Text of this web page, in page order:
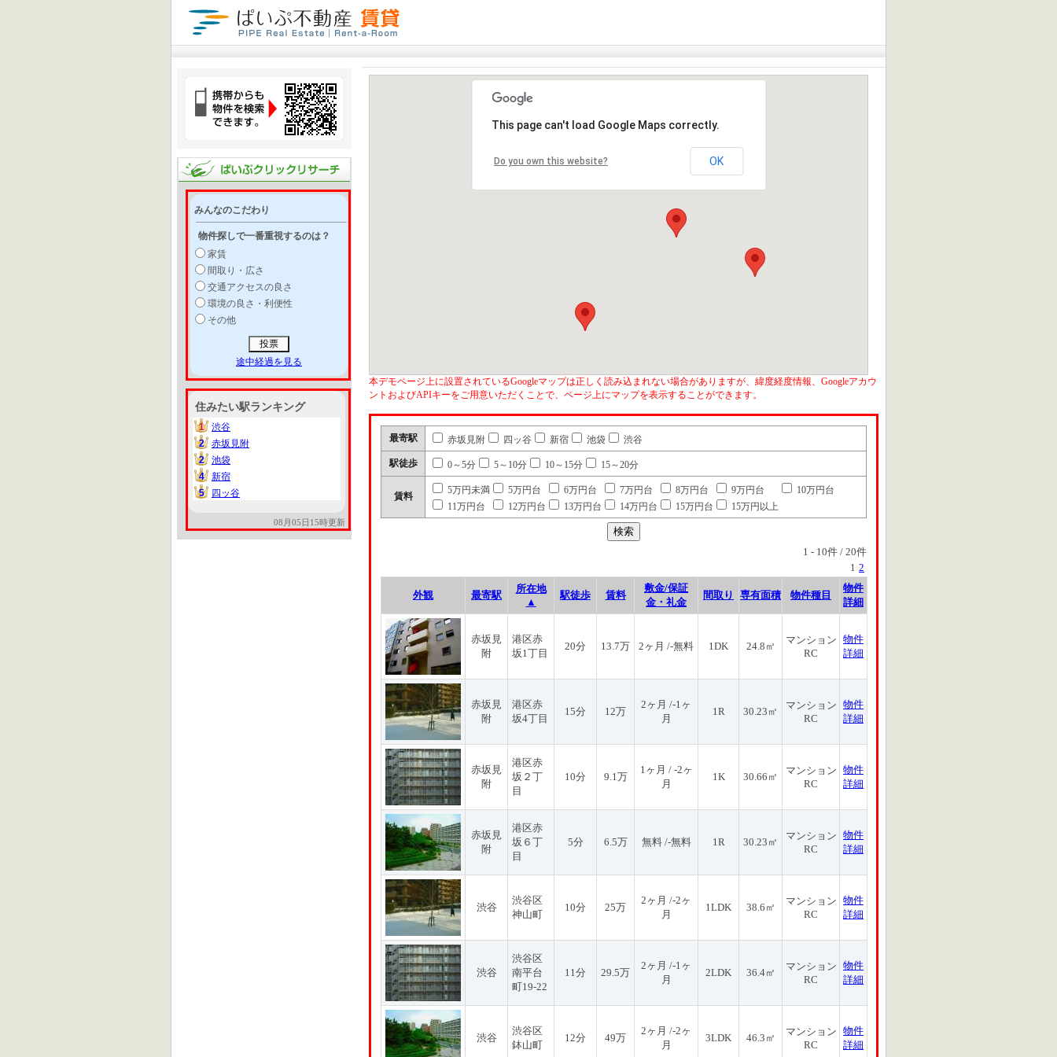
みんなのこだわり
物件探しで一番重視するのは？
家賃
間取り・広さ
交通アクセスの良さ
環境の良さ・利便性
その他
途中経過を見る
住みたい駅ランキング
1
1
渋谷
2
2
赤坂見附
2
2
池袋
4
4
新宿
5
5 四ッ谷
08月05日15時更新
This page can't load Google Maps correctly.
Do you own this website? OK
本デモページ上に設置されているGoogleマップは正しく読み込まれない場合がありますが、緯度経度情報、Googleアカウ
ントおよびAPIキーをご用意いただくことで、ページ上にマップを表示することができます。
最寄駅 赤坂見附 四ッ谷 新宿 池袋 渋谷
駅徒歩 0～5分 5～10分 10～15分 15～20分
賃料
5万円未満 5万円台 6万円台 7万円台 8万円台 9万円台
10万円台
11万円台
12万円台 13万円台 14万円台 15万円台 15万円以上
1 - 10件 / 20件
1 2
外観 最寄駅
所在地
▲
駅徒歩 賃料
敷金/保証
金・礼金
間取り 専有面積 物件種目
物件
詳細
赤坂見
附
港区赤
坂1丁目
20分 13.7万 2ヶ月 /-無料 1DK 24.8㎡
マンション
RC
物件
詳細
赤坂見
附
港区赤
坂4丁目
15分 12万
2ヶ月 /-1ヶ
月
1R 30.23㎡
マンション
RC
物件
詳細
赤坂見
附
港区赤
坂２丁
目
10分 9.1万
1ヶ月 / -2ヶ
月
1K 30.66㎡
マンション
RC
物件
詳細
赤坂見
附
港区赤
坂６丁
目
5分 6.5万 無料 /-無料 1R 30.23㎡
マンション
RC
物件
詳細
渋谷
渋谷区
神山町
10分 25万
2ヶ月 /-2ヶ
月
1LDK 38.6㎡
マンション
RC
物件
詳細
渋谷
渋谷区
南平台
町19-22
11分 29.5万
2ヶ月 /-1ヶ
月
2LDK 36.4㎡
マンション
RC
物件
詳細
渋谷
渋谷区
鉢山町
12分 49万
2ヶ月 /-2ヶ
月
3LDK 46.3㎡
マンション
RC
物件
詳細